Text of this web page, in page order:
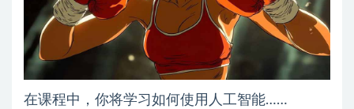
在课程中，你将学习如何使用人工智能……